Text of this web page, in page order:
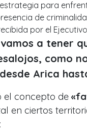
para
de
por el
a tener
como
Arica
el concepto de
en ciertos